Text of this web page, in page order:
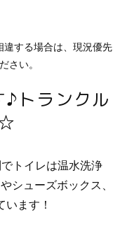
する場合は、現況優先
さい。
トランクル
トイレは温水洗浄
シューズボックス、
ます！